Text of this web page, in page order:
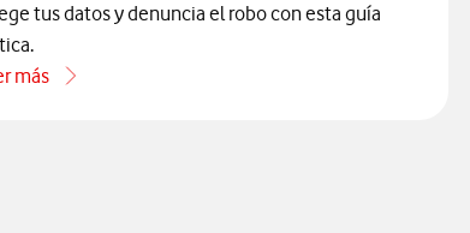
tus datos y denuncia el robo con esta guía
más
de ¿Qué hacer si te roban el móvil? Guía paso a paso